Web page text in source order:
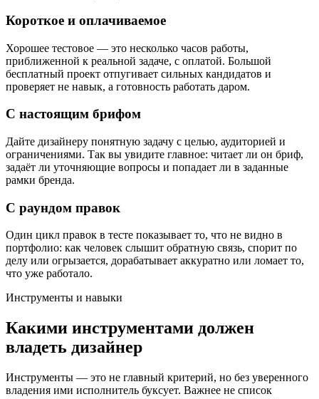
Короткое и оплачиваемое
Хорошее тестовое — это несколько часов работы,
приближенной к реальной задаче, с оплатой. Большой
бесплатный проект отпугивает сильных кандидатов и
проверяет не навык, а готовность работать даром.
С настоящим брифом
Дайте дизайнеру понятную задачу с целью, аудиторией и
ограничениями. Так вы увидите главное: читает ли он бриф,
задаёт ли уточняющие вопросы и попадает ли в заданные
рамки бренда.
С раундом правок
Один цикл правок в тесте показывает то, что не видно в
портфолио: как человек слышит обратную связь, спорит по
делу или огрызается, дорабатывает аккуратно или ломает то,
что уже работало.
Инструменты и навыки
Какими инструментами должен
владеть дизайнер
Инструменты — это не главный критерий, но без уверенного
владения ими исполнитель буксует. Важнее не список